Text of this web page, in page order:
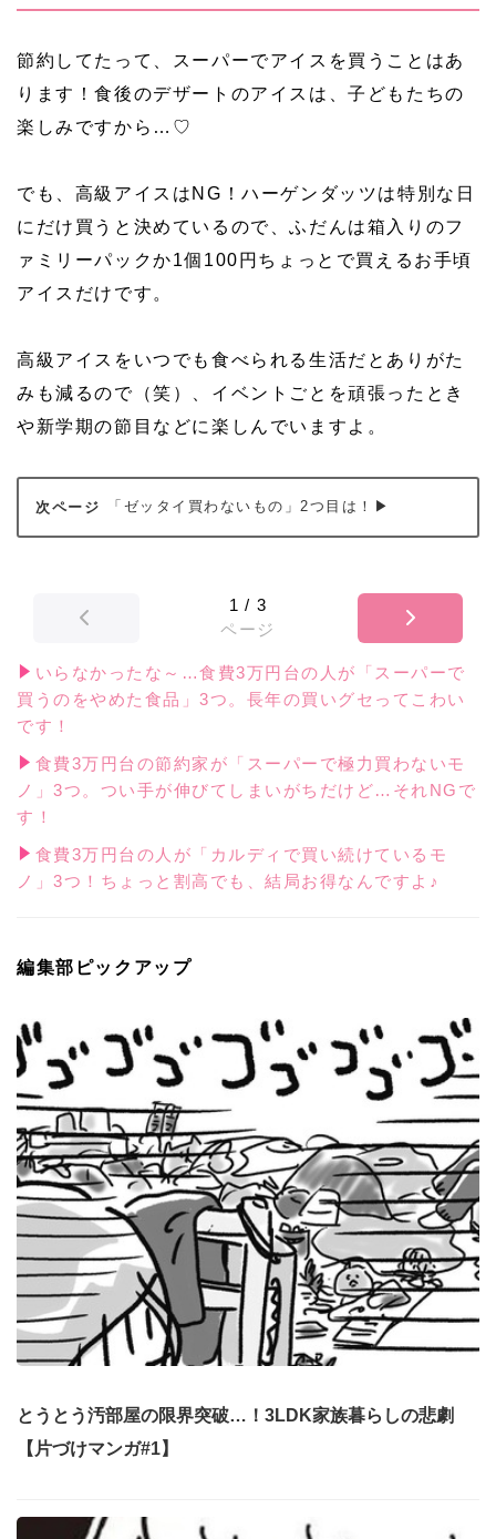
節約してたって、スーパーでアイスを買うことはあ
ります！食後のデザートのアイスは、子どもたちの
楽しみですから…♡
でも、高級アイスはNG！ハーゲンダッツは特別な日
にだけ買うと決めているので、ふだんは箱入りのフ
ァミリーパックか1個100円ちょっとで買えるお手頃
アイスだけです。
高級アイスをいつでも食べられる生活だとありがた
みも減るので（笑）、イベントごとを頑張ったとき
や新学期の節目などに楽しんでいますよ。
「ゼッタイ買わないもの」2つ目は！▶
1 / 3
ページ
いらなかったな～…食費3万円台の人が「スーパーで
買うのをやめた食品」3つ。長年の買いグセってこわい
です！
食費3万円台の節約家が「スーパーで極力買わないモ
ノ」3つ。つい手が伸びてしまいがちだけど…それNGで
す！
食費3万円台の人が「カルディで買い続けているモ
ノ」3つ！ちょっと割高でも、結局お得なんですよ♪
編集部ピックアップ
とうとう汚部屋の限界突破…！3LDK家族暮らしの悲劇
【片づけマンガ#1】